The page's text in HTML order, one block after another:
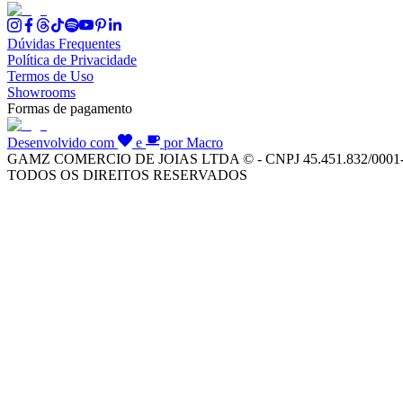
Dúvidas Frequentes
Política de Privacidade
Termos de Uso
Showrooms
Formas de pagamento
Desenvolvido com e
por Macro
GAMZ COMERCIO DE JOIAS LTDA © - CNPJ 45.451.832/
TODOS OS DIREITOS RESERVADOS